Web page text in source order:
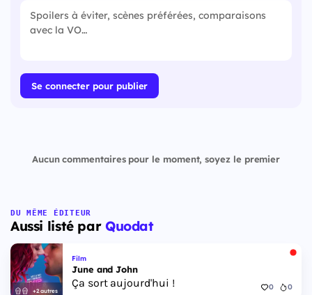
Se connecter pour publier
Aucun commentaires pour le moment, soyez le premier
DU MÊME ÉDITEUR
Aussi listé par Quodat
+2 autres
Film
June and John
Ça sort aujourd'hui ! 0 0